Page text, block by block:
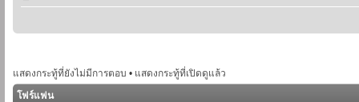
แสดงกระทู้ที่ยังไม่มีการตอบ • แสดงกระทู้ที่เปิดดูแล้ว
โฟร์แฟน